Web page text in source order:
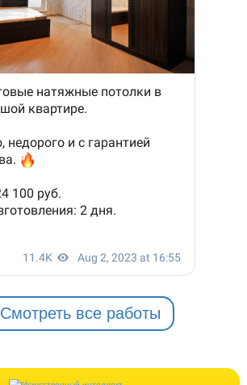
Смотреть все работы